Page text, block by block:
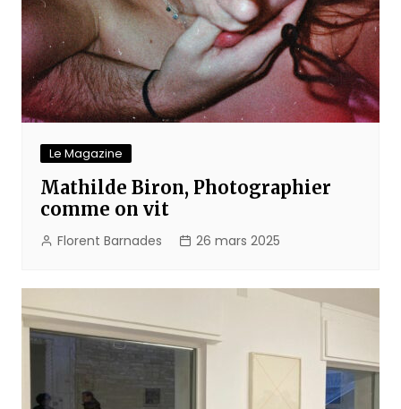
Le Magazine
Mathilde Biron, Photographier
comme on vit
Florent Barnades 26 mars 2025